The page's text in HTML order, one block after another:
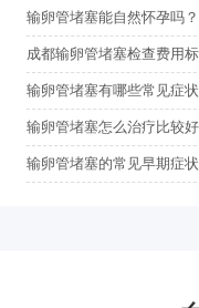
输卵管堵塞能自然怀孕吗
成都输卵管堵塞检查费用
输卵管堵塞有哪些常见症
输卵管堵塞怎么治疗比较
输卵管堵塞的常见早期症